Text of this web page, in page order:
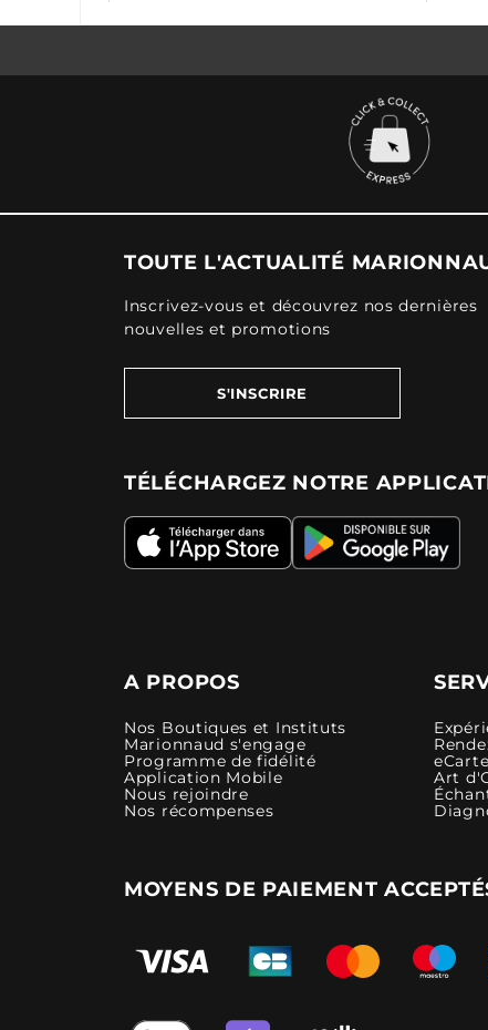
TOUTE L'ACTUALITÉ
Inscrivez-vous et découvrez nos dernières
nouvelles et promotions
S'INSCRIRE
TÉLÉCHARGEZ NOTRE
A PROPOS
Nos Boutiques et Instituts
Marionnaud s'engage
Programme de fidélité
Application Mobile
Nous rejoindre
Nos récompenses
Art
MOYENS DE PAIEMENT